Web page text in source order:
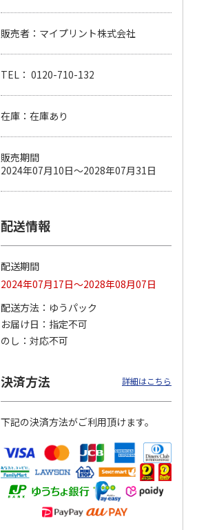
ペット線香 虹のか
なた フルーティフ
ローラルの香り
590円
(送料別・税込)
えBOX とりささ…
380円
(送料別・税込)
販売者：マイプリント株式会社
TEL： 0120-710-132
在庫：在庫あり
販売期間
2024年07月10日～2028年07月31日
配送情報
配送期間
2024年07月17日～2028年08月07日
配送方法
ゆうパック
お届け日
指定不可
のし
対応不可
決済方法 詳細はこちら
下記の決済方法がご利用頂けます。